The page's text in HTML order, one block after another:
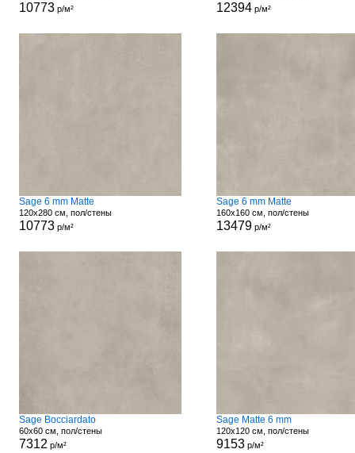
10773р/м² 12394р/м²
Sage 6 mm Matte
120x280 см, пол/стены
10773р/м²
Sage 6 mm Matte
160x160 см, пол/стены
13479р/м²
Sage Bocciardato
60x60 см, пол/стены
7312 р/м²
Sage Matte 6 mm
120x120 см, пол/стены
9153р/м²